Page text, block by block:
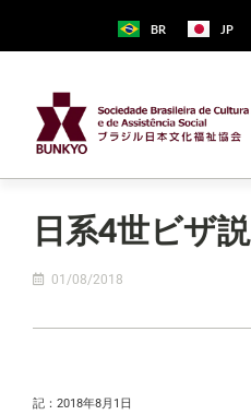
BR JP
日系4世ビザ
01/08/2018
記：2018年8月1日